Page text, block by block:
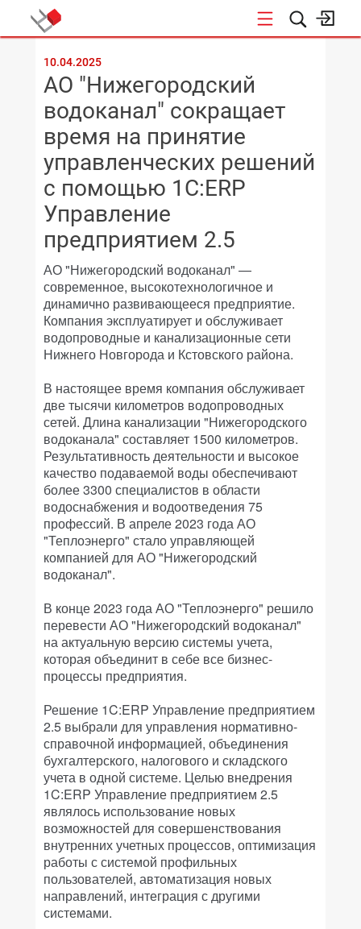
10.04.2025
АО "Нижегородский
водоканал" сокращает
время на принятие
управленческих решений
с помощью 1C:ERP
Управление
предприятием 2.5
АО "Нижегородский водоканал" —
современное, высокотехнологичное и
динамично развивающееся предприятие.
Компания эксплуатирует и обслуживает
водопроводные и канализационные сети
Нижнего Новгорода и Кстовского района.
В настоящее время компания обслуживает
две тысячи километров водопроводных
сетей. Длина канализации "Нижегородского
водоканала" составляет 1500 километров.
Результативность деятельности и высокое
качество подаваемой воды обеспечивают
более 3300 специалистов в области
водоснабжения и водоотведения 75
профессий. В апреле 2023 года АО
"Теплоэнерго" стало управляющей
компанией для АО "Нижегородский
водоканал".
В конце 2023 года АО "Теплоэнерго" решило
перевести АО "Нижегородский водоканал"
на актуальную версию системы учета,
которая объединит в себе все бизнес-
процессы предприятия.
Решение 1C:ERP Управление предприятием
2.5 выбрали для управления нормативно-
справочной информацией, объединения
бухгалтерского, налогового и складского
учета в одной системе. Целью внедрения
1C:ERP Управление предприятием 2.5
являлось использование новых
возможностей для совершенствования
внутренних учетных процессов, оптимизация
работы с системой профильных
пользователей, автоматизация новых
направлений, интеграция с другими
системами.